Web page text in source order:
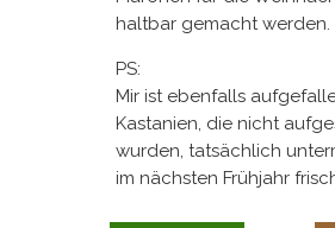
haltbar gemacht werden.
PS:
Mir ist ebenfalls
Kastanien, die nicht
wurden, tatsächlich
im nächsten Frühjahr